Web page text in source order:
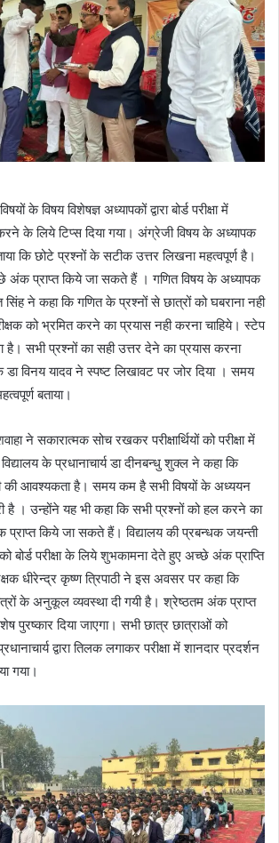
के विषय विशेषज्ञ अध्यापकों द्वारा बोर्ड परीक्षा में
के लिये टिप्स दिया गया। अंग्रेजी विषय के अध्यापक
कि छोटे प्रश्नों के सटीक उत्तर लिखना महत्वपूर्ण है।
अंक प्राप्त किये जा सकते हैं । गणित विषय के अध्यापक
सिंह ने कहा कि गणित के प्रश्नों से छात्रों को घबराना नही
को भ्रमित करने का प्रयास नही करना चाहिये। स्टेप
सभी प्रश्नों का सही उत्तर देने का प्रयास करना
डा विनय यादव ने स्पष्ट लिखावट पर जोर दिया । समय
बताया।
ने सकारात्मक सोच रखकर परीक्षार्थियों को परीक्षा में
के प्रधानाचार्य डा दीनबन्धु शुक्ल ने कहा कि
की आवश्यकता है। समय कम है सभी विषयों के अध्ययन
है । उन्होंने यह भी कहा कि सभी प्रश्नों को हल करने का
किये जा सकते हैं। विद्यालय की प्रबन्धक जयन्ती
बोर्ड परीक्षा के लिये शुभकामना देते हुए अच्छे अंक प्राप्ति
धीरेन्द्र कृष्ण त्रिपाठी ने इस अवसर पर कहा कि
छात्रों के अनुकूल व्यवस्था दी गयी है। श्रेष्ठतम अंक प्राप्त
पुरष्कार दिया जाएगा। सभी छात्र छात्राओं को
द्वारा तिलक लगाकर परीक्षा में शानदार प्रदर्शन
गया।